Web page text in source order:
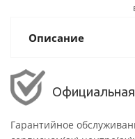
Описание
Официальная
Гарантийное